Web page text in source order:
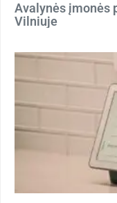
Avalynės įmonės
Vilniuje